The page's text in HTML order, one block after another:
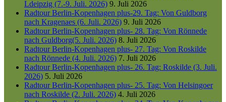
Ldeipzig (7.-9. Juli. 2026) 9. Juli 2026
Radtour Berlin-Kopenhagen plus-29. Tag: Von Guldborg
nach Kragenaes (6. Juli. 2026) 9. Juli 2026
Radtour Berlin-Kopenhagen plus- 28. Tag: Von Rönnede
nach Guldborg(5. Juli. 2026) 8. Juli 2026
Radtour Berlin-Kopenhagen plus- 27. Tag: Von Roskilde
nach Rönnede (4. Juli. 2026) 7. Juli 2026
Radtour Berlin-Kopenhagen plus- 26. Tag: Roskilde (3. Juli.
2026) 5. Juli 2026
Radtour Berlin-Kopenhagen plus- 25. Tag: Von Helsingoer
nach Roskilde (2. Juli. 2026) 4. Juli 2026